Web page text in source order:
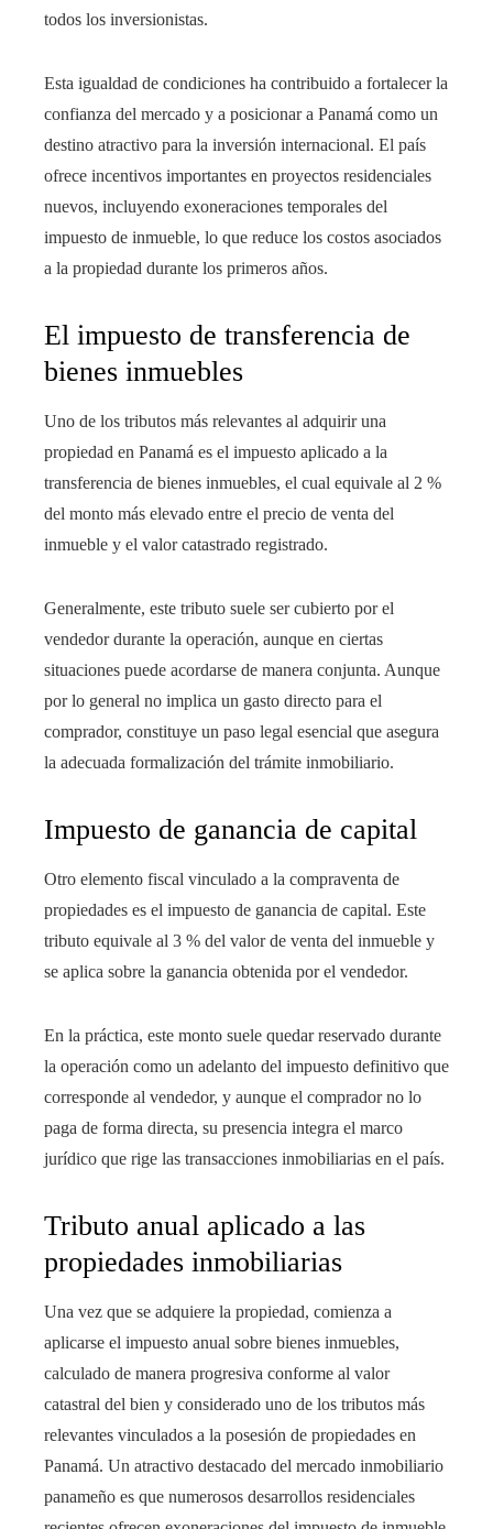
todos los inversionistas.
Esta igualdad de condiciones ha contribuido a fortalecer la
confianza del mercado y a posicionar a Panamá como un
destino atractivo para la inversión internacional. El país
ofrece incentivos importantes en proyectos residenciales
nuevos, incluyendo exoneraciones temporales del
impuesto de inmueble, lo que reduce los costos asociados
a la propiedad durante los primeros años.
El impuesto de transferencia de
bienes inmuebles
Uno de los tributos más relevantes al adquirir una
propiedad en Panamá es el impuesto aplicado a la
transferencia de bienes inmuebles, el cual equivale al 2 %
del monto más elevado entre el precio de venta del
inmueble y el valor catastrado registrado.
Generalmente, este tributo suele ser cubierto por el
vendedor durante la operación, aunque en ciertas
situaciones puede acordarse de manera conjunta. Aunque
por lo general no implica un gasto directo para el
comprador, constituye un paso legal esencial que asegura
la adecuada formalización del trámite inmobiliario.
Impuesto de ganancia de capital
Otro elemento fiscal vinculado a la compraventa de
propiedades es el impuesto de ganancia de capital. Este
tributo equivale al 3 % del valor de venta del inmueble y
se aplica sobre la ganancia obtenida por el vendedor.
En la práctica, este monto suele quedar reservado durante
la operación como un adelanto del impuesto definitivo que
corresponde al vendedor, y aunque el comprador no lo
paga de forma directa, su presencia integra el marco
jurídico que rige las transacciones inmobiliarias en el país.
Tributo anual aplicado a las
propiedades inmobiliarias
Una vez que se adquiere la propiedad, comienza a
aplicarse el impuesto anual sobre bienes inmuebles,
calculado de manera progresiva conforme al valor
catastral del bien y considerado uno de los tributos más
relevantes vinculados a la posesión de propiedades en
Panamá. Un atractivo destacado del mercado inmobiliario
panameño es que numerosos desarrollos residenciales